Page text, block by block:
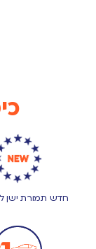
חדש תמורת ישן ל- 3